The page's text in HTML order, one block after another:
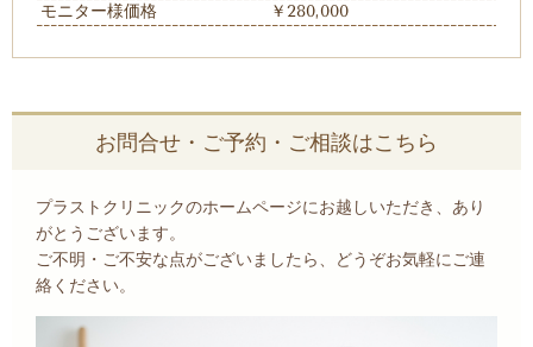
モニター様価格
￥280,000
お問合せ・ご予約・ご相談はこちら
プラストクリニックのホームページにお越しいただき、あり
がとうございます。
ご不明・ご不安な点がございましたら、どうぞお気軽にご連
絡ください。